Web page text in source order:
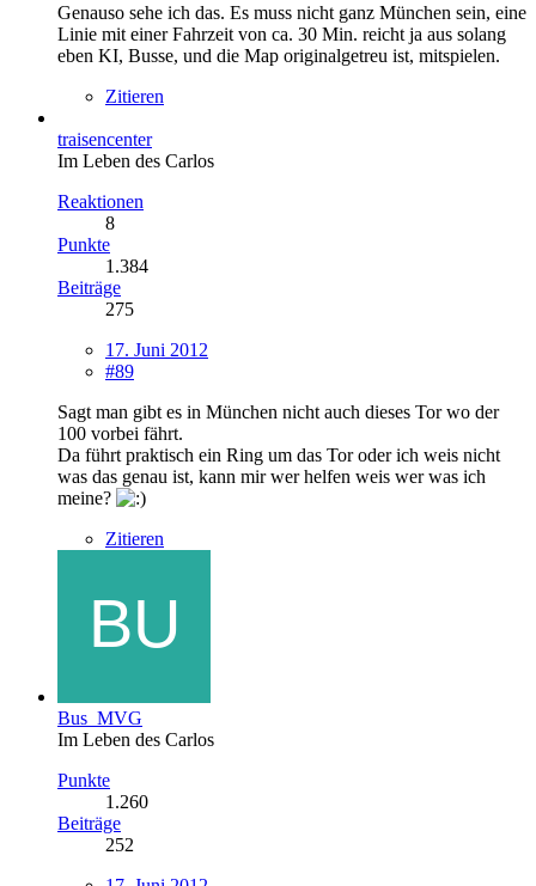
Genauso sehe ich das. Es muss nicht ganz München sein, eine
Linie mit einer Fahrzeit von ca. 30 Min. reicht ja aus solang
eben KI, Busse, und die Map originalgetreu ist, mitspielen.
Zitieren
traisencenter
Im Leben des Carlos
Reaktionen
8
Punkte
1.384
Beiträge
275
17. Juni 2012
#89
Sagt man gibt es in München nicht auch dieses Tor wo der
100 vorbei fährt.
Da führt praktisch ein Ring um das Tor oder ich weis nicht
was das genau ist, kann mir wer helfen weis wer was ich
meine?
Zitieren
Bus_MVG
Im Leben des Carlos
Punkte
1.260
Beiträge
252